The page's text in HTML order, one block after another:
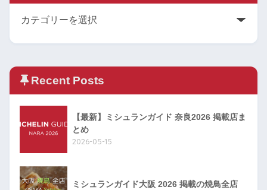
Recent Posts
【最新】ミシュランガイド 奈良2026 掲載店ま
とめ
2026-05-15
ミシュランガイド大阪 2026 掲載の焼鳥全店